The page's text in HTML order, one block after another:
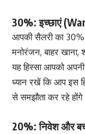
30%: इच्छाएं
आपकी सैलरी का 30%
मनोरंजन, बाहर खाना,
यह हिस्सा आपको
ध्यान रखें कि आप इस
से समझौता कर रहे
20%: निवेश और